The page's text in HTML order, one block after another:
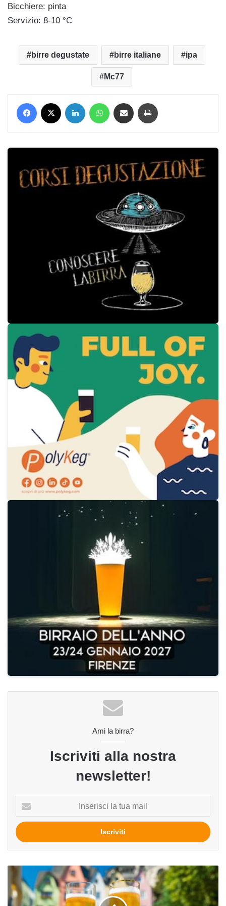
Bicchiere: pinta
Servizio: 8-10 °C
birre degustate birre italiane ipa
Mc77
Facebook LinkedIn WhatsApp Condividi via mail
Ami la birra?
Iscriviti alla nostra
newsletter!
tua
mail
Tra
Düsseldorf
Colonia